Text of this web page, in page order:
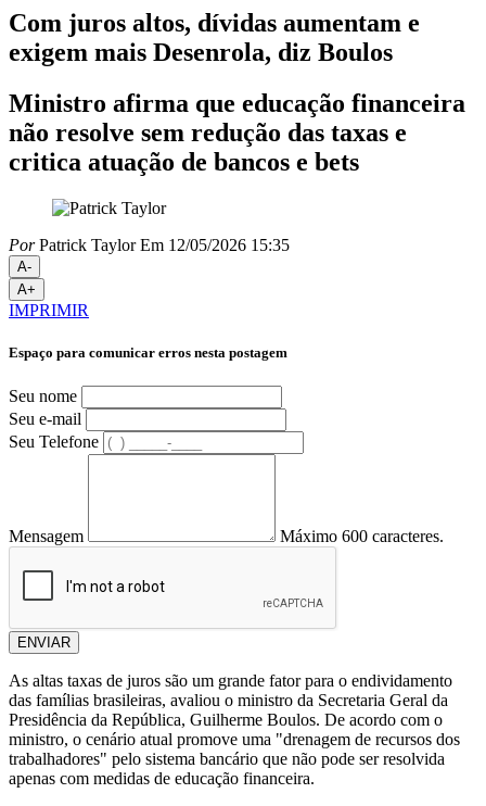
Com juros altos, dívidas aumentam e
exigem mais Desenrola, diz Boulos
Ministro afirma que educação financeira
não resolve sem redução das taxas e
critica atuação de bancos e bets
PorPatrick Taylor Em 12/05/2026 15:35
A-
A+
IMPRIMIR
Espaço para comunicar erros nesta postagem
Seu nome
Seu e-mail
Seu Telefone
Mensagem Máximo 600 caracteres.
ENVIAR
As altas taxas de juros são um grande fator para o endividamento
das famílias brasileiras, avaliou o ministro da Secretaria Geral da
Presidência da República, Guilherme Boulos. De acordo com o
ministro, o cenário atual promove uma "drenagem de recursos dos
trabalhadores" pelo sistema bancário que não pode ser resolvida
apenas com medidas de educação financeira.